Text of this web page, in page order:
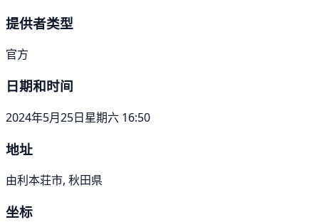
提供者类型
官方
日期和时间
2024年5月25日星期六 16:50
地址
由利本荘市, 秋田県
坐标